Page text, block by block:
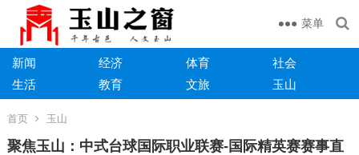
菜单
新闻 经济 体育
社会
生活
教育 文旅 玉山
首页 玉山
聚焦玉山：中式台球国际职业联赛-国际精英赛赛事直